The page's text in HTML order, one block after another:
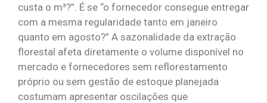
custa o m³?”. É se “o fornecedor consegue entregar
com a mesma regularidade tanto em janeiro
quanto em agosto?” A sazonalidade da extração
florestal afeta diretamente o volume disponível no
mercado e fornecedores sem reflorestamento
próprio ou sem gestão de estoque planejada
costumam apresentar oscilações que